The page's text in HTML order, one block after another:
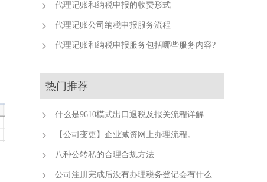
代理记账和纳税申报的收费形式
代理记账公司纳税申报服务流程
代理记账和纳税申报服务包括哪些服务内容?
热门推荐
什么是9610模式出口退税及报关流程详解
【公司变更】企业减资网上办理流程。
八种公转私的合理合规方法
公司注册完成后没有办理税务登记会有什么后果？